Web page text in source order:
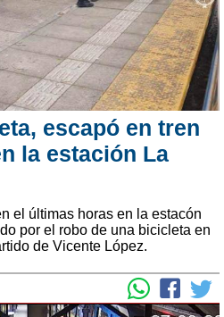
escapó en tren
la estación La
el últimas horas en la estacón
por el robo de una bicicleta en
de Vicente López.